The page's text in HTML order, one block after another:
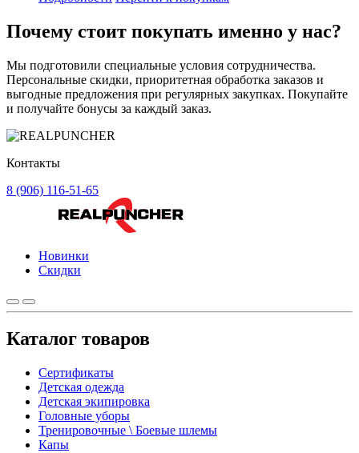
Почему стоит покупать именно у нас?
Мы подготовили специальные условия сотрудничества.
Персональные скидки, приоритетная обработка заказов и
выгодные предложения при регулярных закупках. Покупайте
и получайте бонусы за каждый заказ.
Контакты
8 (906) 116-51-65
Новинки
Скидки
Каталог товаров
Сертификаты
Детская одежда
Детская экипировка
Головные уборы
Тренировочные \ Боевые шлемы
Капы